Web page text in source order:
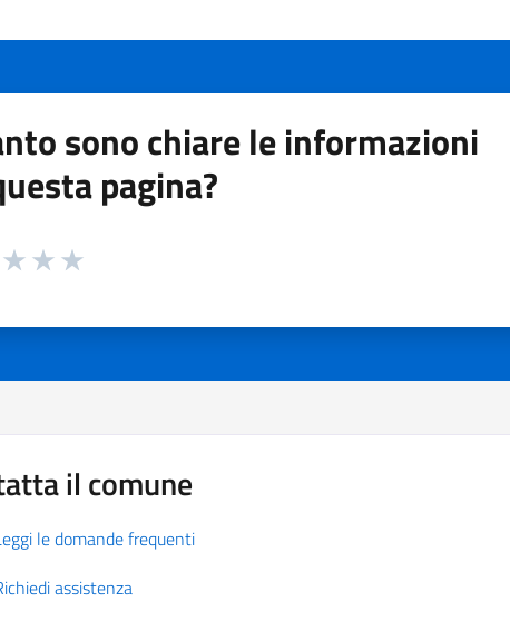
sono chiare le informazioni
pagina?
a 5 stelle la pagina
il comune
le domande frequenti
assistenza